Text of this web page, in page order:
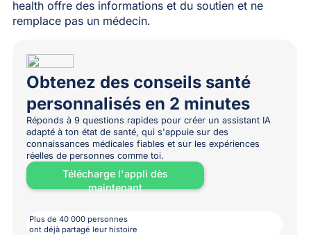
health offre des informations et du soutien et ne
remplace pas un médecin.
Obtenez des conseils santé
personnalisés en 2 minutes
Réponds à 9 questions rapides pour créer un assistant IA
adapté à ton état de santé, qui s'appuie sur des
connaissances médicales fiables et sur les expériences
réelles de personnes comme toi.
Télécharge l'appli dès
maintenant
Plus de 40 000 personnes
ont déjà partagé leur histoire